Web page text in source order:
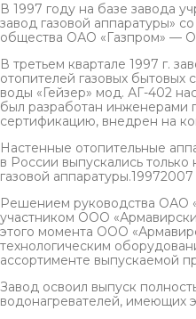
В 1997 году на базе завода
завод газовой аппаратуры»
общества ОАО «Газпром» —
В третьем квартале 1997 г.
отопителей газовых бытовых
воды «Гейзер» мод. АГ-402
был разработан инженерами
сертификацию, внедрен на
Настенные отопительные
в России выпускались
газовой аппаратуры.19972007
Решением руководства ОАО
участником ООО
этого момента ООО
технологическим
ассортименте выпускаемой
Завод освоил выпуск
водонагревателей, имеющих